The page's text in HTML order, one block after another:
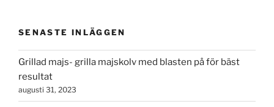
SENASTE INLÄGGEN
Grillad majs- grilla majskolv med blasten på för bäst
resultat
augusti 31, 2023